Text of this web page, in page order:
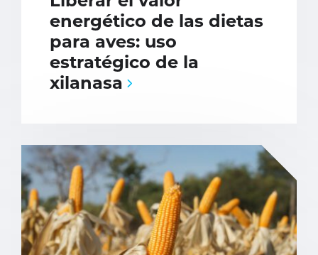
energético de las dietas
para aves: uso
estratégico de la
xilanasa